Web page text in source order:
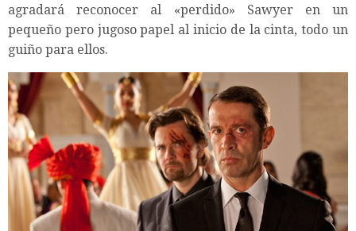
agradará reconocer al «perdido» Sawyer en un
pequeño pero jugoso papel al inicio de la cinta, todo un
guiño para ellos.